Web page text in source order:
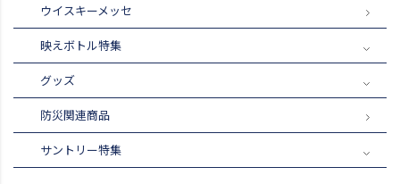
ウイスキーメッセ
映えボトル特集
グッズ
防災関連商品
サントリー特集